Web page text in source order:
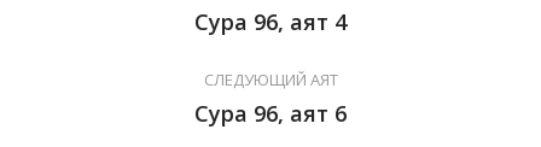
Сура 96, аят 4
СЛЕДУЮЩИЙ АЯТ
Сура 96, аят 6